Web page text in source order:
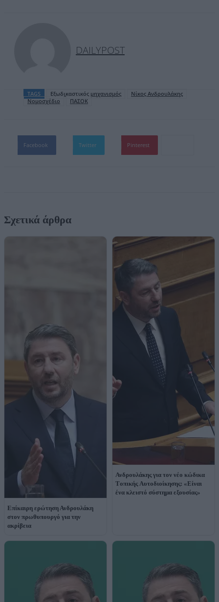
DAILYPOST
TAGS Εξωδικαστικός μηχανισμός
Νίκος Ανδρουλάκης
Νομοσχέδιο
ΠΑΣΟΚ
Facebook Twitter Pinterest
Σχετικά άρθρα
Επίκαιρη ερώτηση Ανδρουλάκη
στον πρωθυπουργό για την
ακρίβεια
Ανδρουλάκης για τον νέο κώδικα
Tοπικής Aυτοδιοίκησης: «Είναι
ένα κλειστό σύστημα εξουσίας»